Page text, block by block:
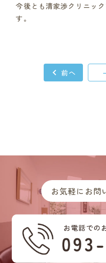
今後とも清家渉クリニッ
す。
前へ
お気軽にお問